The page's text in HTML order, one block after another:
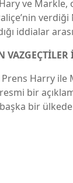
ve Markle,
iddialar
Harry ile
bir
bir